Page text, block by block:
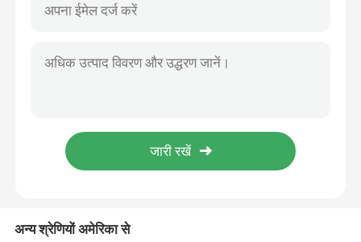
स्टेनलेस स्टील वायर रोल
मिश्र धातु स्टील शीट
मिश्र धातु इस्पात पट्टी
अन्य श्रेणियों अमेरिका से